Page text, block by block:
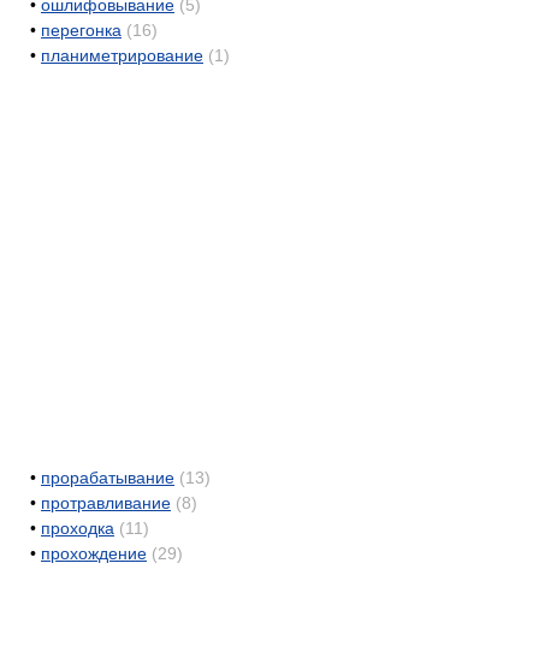
• ошлифовывание (5)
• перегонка (16)
• планиметрирование (1)
• прорабатывание (13)
• протравливание (8)
• проходка (11)
• прохождение (29)